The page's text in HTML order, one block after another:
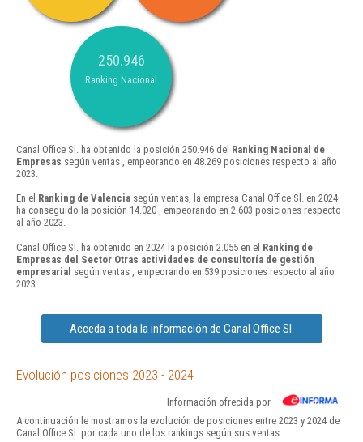
250.946
Ranking Nacional
Canal Office Sl. ha obtenido la posición 250.946 del Ranking Nacional de
Empresas según ventas , empeorando en 48.269 posiciones respecto al año
2023.
En el Ranking de Valencia según ventas, la empresa Canal Office Sl. en 2024
ha conseguido la posición 14.020 , empeorando en 2.603 posiciones respecto
al año 2023.
Canal Office Sl. ha obtenido en 2024 la posición 2.055 en el Ranking de
Empresas del Sector Otras actividades de consultoría de gestión
empresarial según ventas , empeorando en 539 posiciones respecto al año
2023.
Acceda a toda la información de Canal Office Sl.
Evolución posiciones 2023 - 2024
Información ofrecida por
A continuación le mostramos la evolución de posiciones entre 2023 y 2024 de
Canal Office Sl. por cada uno de los rankings según sus ventas: